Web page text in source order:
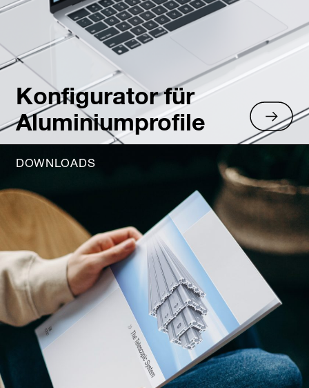
Konfigurator für
Aluminiumprofile
DOWNLOADS